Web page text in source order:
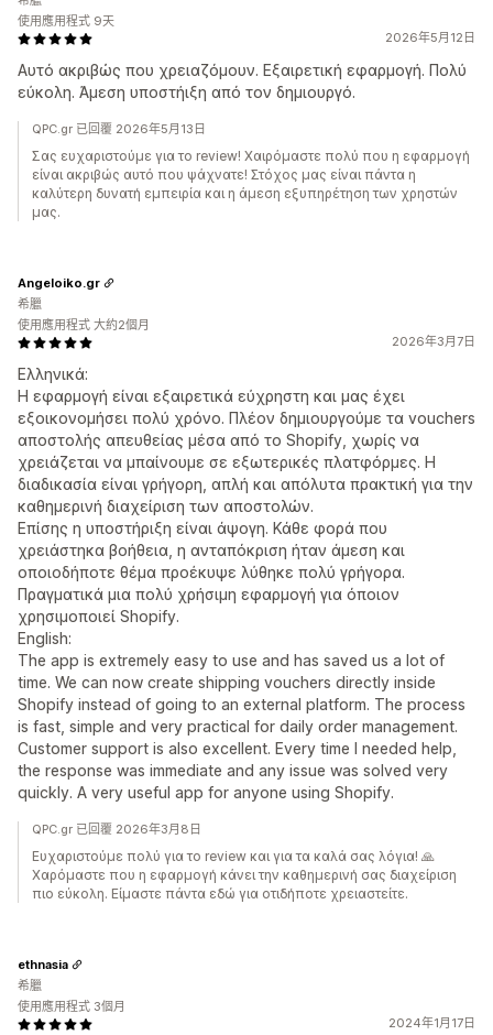
2026年5月12日
Αυτό ακριβώς που χρειαζόμουν. Εξαιρετική εφαρμογή. Πολύ
εύκολη. Άμεση υποστήιξη από τον δημιουργό.
使用應用程式 9天
QPC.gr 已回覆 2026年5月13日
Σας ευχαριστούμε για το review! Χαιρόμαστε πολύ που η εφαρμογή
είναι ακριβώς αυτό που ψάχνατε! Στόχος μας είναι πάντα η
καλύτερη δυνατή εμπειρία και η άμεση εξυπηρέτηση των χρηστών
μας.
2026年3月7日
Ελληνικά:
Η εφαρμογή είναι εξαιρετικά εύχρηστη και μας έχει
εξοικονομήσει πολύ χρόνο. Πλέον δημιουργούμε τα vouchers
αποστολής απευθείας μέσα από το Shopify, χωρίς να
χρειάζεται να μπαίνουμε σε εξωτερικές πλατφόρμες. Η
διαδικασία είναι γρήγορη, απλή και απόλυτα πρακτική για την
καθημερινή διαχείριση των αποστολών.
Επίσης η υποστήριξη είναι άψογη. Κάθε φορά που
χρειάστηκα βοήθεια, η ανταπόκριση ήταν άμεση και
οποιοδήποτε θέμα προέκυψε λύθηκε πολύ γρήγορα.
Πραγματικά μια πολύ χρήσιμη εφαρμογή για όποιον
χρησιμοποιεί Shopify.
English:
The app is extremely easy to use and has saved us a lot of
time. We can now create shipping vouchers directly inside
Shopify instead of going to an external platform. The process
is fast, simple and very practical for daily order management.
Customer support is also excellent. Every time I needed help,
the response was immediate and any issue was solved very
quickly. A very useful app for anyone using Shopify.
Angeloiko.gr
希臘
使用應用程式 大約2個月
QPC.gr 已回覆 2026年3月8日
Ευχαριστούμε πολύ για το review και για τα καλά σας λόγια! 🙏
Χαρόμαστε που η εφαρμογή κάνει την καθημερινή σας διαχείριση
πιο εύκολη. Είμαστε πάντα εδώ για οτιδήποτε χρειαστείτε.
2024年1月17日
ethnasia
希臘
使用應用程式 3個月